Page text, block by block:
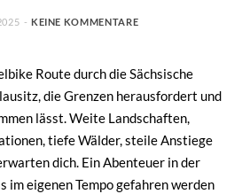
KEINE KOMMENTARE
Route durch die Sächsische
die Grenzen herausfordert und
lässt. Weite Landschaften,
tiefe Wälder, steile Anstiege
dich. Ein Abenteuer in der
im eigenen Tempo gefahren werden